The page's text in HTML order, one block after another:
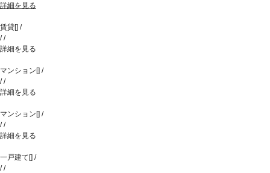
詳細を見る
賃貸[] /
//
詳細を見る
マンション [] /
//
詳細を見る
マンション [] /
//
詳細を見る
一戸建て [] /
//